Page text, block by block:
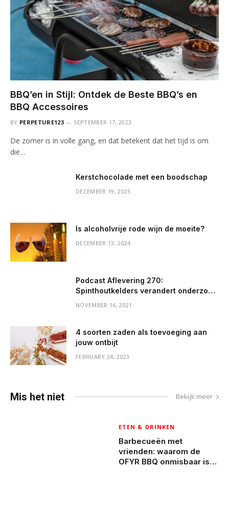
BBQ’en in Stijl: Ontdek de Beste BBQ’s en
BBQ Accessoires
BY PERPETURE123 SEPTEMBER 17, 2023
De zomer is in volle gang, en dat betekent dat het tijd is om
die…
Kerstchocolade met een boodschap
DECEMBER 19, 2025
Is alcoholvrije rode wijn de moeite?
DECEMBER 13, 2024
Podcast Aflevering 270:
Spinthoutkelders verandert onderzoek
NOVEMBER 16, 2021
4 soorten zaden als toevoeging aan
jouw ontbijt
FEBRUARY 24, 2023
Mis het niet Bekijk meer
ETEN & DRINKEN
Barbecueën met
vrienden: waarom de
OFYR BBQ onmisbaar is